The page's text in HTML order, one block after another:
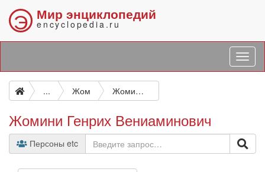
Э Мир энциклопедий
encyclopedia.ru
... Жом Жомини Генрих Вениаминович
Жомини Генрих Вениаминович
Персоны etc